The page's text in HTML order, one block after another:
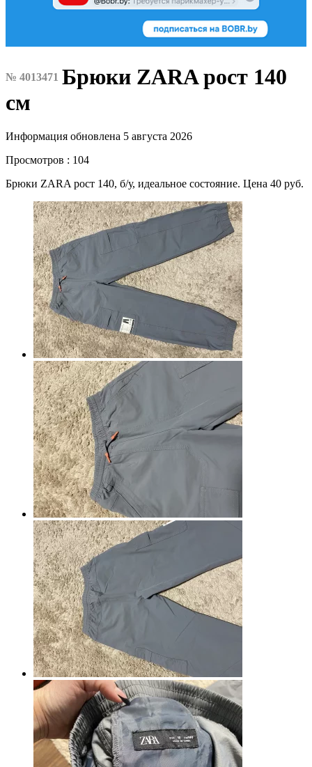
№ 4013471 Брюки ZARA рост 140
см
Информация обновлена 5 августа 2026
Просмотров : 104
Брюки ZARA рост 140, б/у, идеальное состояние. Цена 40 руб.